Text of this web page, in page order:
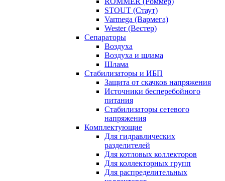
STOUT (Стаут)
Varmega (Вармега)
Wester (Вестер)
Сепараторы
Воздуха
Воздуха и шлама
Шлама
Стабилизаторы и ИБП
Защита от скачков напряжения
Источники бесперебойного
питания
Стабилизаторы сетевого
напряжения
Комплектующие
Для гидравлических
разделителей
Для котловых коллекторов
Для коллекторных групп
Для распределительных